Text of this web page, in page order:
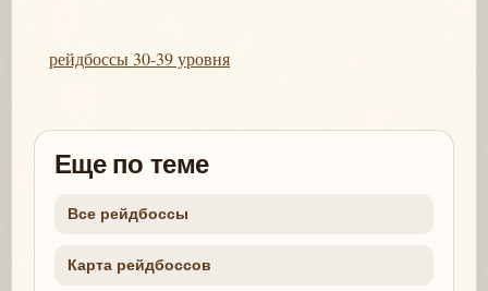
рейдбоссы 30-39 уровня
Еще по теме
Все рейдбоссы
Карта рейдбоссов